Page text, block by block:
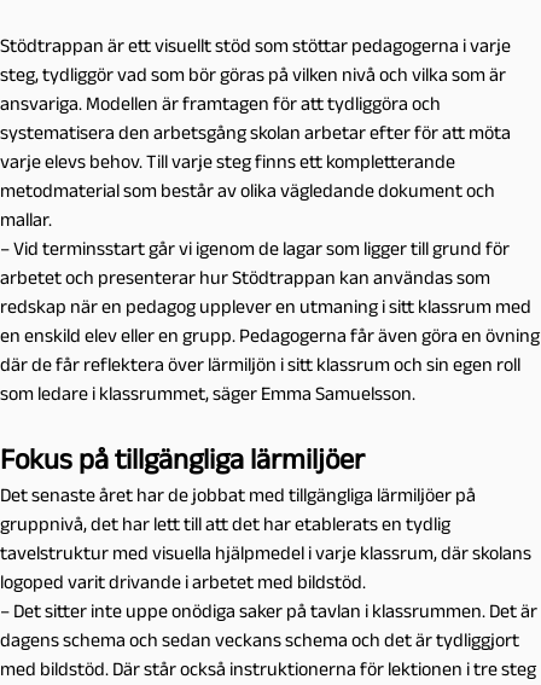
Stödtrappan är ett visuellt stöd som stöttar pedagogerna i varje
steg, tydliggör vad som bör göras på vilken nivå och vilka som är
ansvariga. Modellen är framtagen för att tydliggöra och
systematisera den arbetsgång skolan arbetar efter för att möta
varje elevs behov. Till varje steg finns ett kompletterande
metodmaterial som består av olika vägledande dokument och
mallar.
– Vid terminsstart går vi igenom de lagar som ligger till grund för
arbetet och presenterar hur Stödtrappan kan användas som
redskap när en pedagog upplever en utmaning i sitt klassrum med
en enskild elev eller en grupp. Pedagogerna får även göra en övning
där de får reflektera över lärmiljön i sitt klassrum och sin egen roll
som ledare i klassrummet, säger Emma Samuelsson.
Fokus på tillgängliga lärmiljöer
Det senaste året har de jobbat med tillgängliga lärmiljöer på
gruppnivå, det har lett till att det har etablerats en tydlig
tavelstruktur med visuella hjälpmedel i varje klassrum, där skolans
logoped varit drivande i arbetet med bildstöd.
– Det sitter inte uppe onödiga saker på tavlan i klassrummen. Det är
dagens schema och sedan veckans schema och det är tydliggjort
med bildstöd. Där står också instruktionerna för lektionen i tre steg